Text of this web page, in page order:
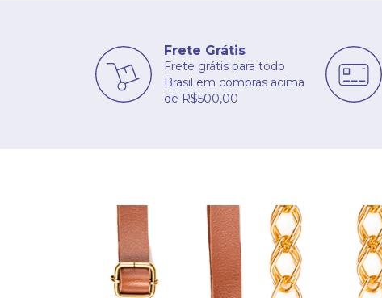
Frete Grátis
Frete grátis para todo
Brasil em compras acima
de R$500,00